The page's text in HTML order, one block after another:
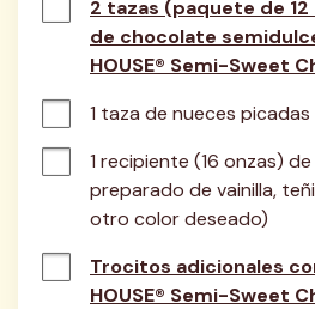
2 tazas (paquete de
de chocolate semidulce
HOUSE® Semi-Sweet
1 taza de nueces picadas
1 recipiente (16 onzas)
preparado de vainilla,
otro color deseado)
Trocitos adicionales
HOUSE® Semi-Sweet